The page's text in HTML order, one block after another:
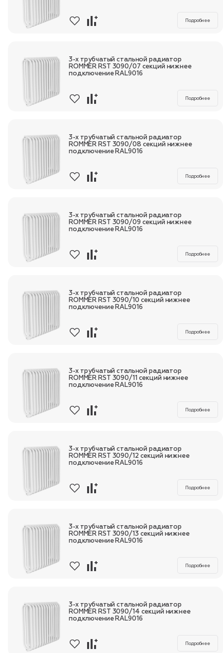
Подробнее
Подробнее
3-х трубчатый стальной радиатор
ROMMER RST 3090/07 секций нижнее
подключение RAL9016
Подробнее
3-х трубчатый стальной радиатор
ROMMER RST 3090/08 секций нижнее
подключение RAL9016
Подробнее
3-х трубчатый стальной радиатор
ROMMER RST 3090/09 секций нижнее
подключение RAL9016
Подробнее
3-х трубчатый стальной радиатор
ROMMER RST 3090/10 секций нижнее
подключение RAL9016
Подробнее
3-х трубчатый стальной радиатор
ROMMER RST 3090/11 секций нижнее
подключение RAL9016
Подробнее
3-х трубчатый стальной радиатор
ROMMER RST 3090/12 секций нижнее
подключение RAL9016
Подробнее
3-х трубчатый стальной радиатор
ROMMER RST 3090/13 секций нижнее
подключение RAL9016
Подробнее
3-х трубчатый стальной радиатор
ROMMER RST 3090/14 секций нижнее
подключение RAL9016